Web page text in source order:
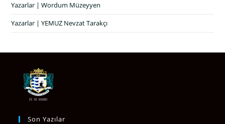
Yazarlar | Wordum Müzeyyen
Yazarlar | YEMUZ Nevzat Tarakçı
Son Yazılar